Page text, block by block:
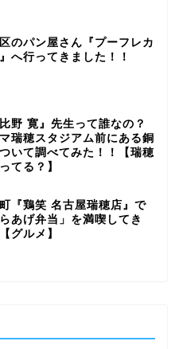
のパン屋さん『プーフレカ
へ行ってきました！！
比野 寛』先生って誰なの？
瑞穂スタジアム前にある銅
いて調べてみた！！【瑞穂
てる？】
『鶏笑 名古屋瑞穂店』で
らあげ弁当」を満喫してき
グルメ】